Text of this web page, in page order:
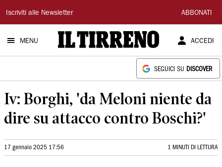
Il
Tirreno
Iscriviti alle Newsletter ABBONATI
MENU ACCEDI
SEGUICI SU DISCOVER
Iv: Borghi, 'da Meloni niente da
dire su attacco contro Boschi?'
17 gennaio 2025 17:56 1 MINUTI DI LETTURA